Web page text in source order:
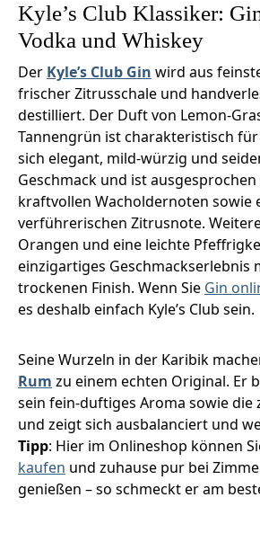
Kyle’s Club Klassiker:
Vodka und Whiskey
Der Kyle’s Club Gin wird aus
frischer Zitrusschale und
destilliert. Der Duft von Lemon-
Tannengrün ist charakteristisch
sich elegant, mild-würzig und
Geschmack und ist
kraftvollen Wacholdernoten sowie
verführerischen Zitrusnote.
Orangen und eine leichte
einzigartiges Geschmackserlebnis
trockenen Finish. Wenn Sie Gin
es deshalb einfach Kyle’s Club sein.
Seine Wurzeln in der Karibik
Rum zu einem echten Original. Er
sein fein-duftiges Aroma sowie die
und zeigt sich ausbalanciert und
Tipp: Hier im Onlineshop können
kaufen und zuhause pur bei
genießen – so schmeckt er am